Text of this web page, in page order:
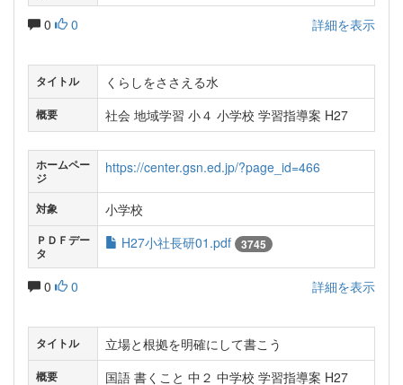
0 0 詳細を表示
タイトル くらしをささえる水
概要 社会 地域学習 小４ 小学校 学習指導案 H27
ホームペー
ジ
https://center.gsn.ed.jp/?page_id=466
対象 小学校
ＰＤＦデー
タ
H27小社長研01.pdf 3745
0 0 詳細を表示
タイトル 立場と根拠を明確にして書こう
概要 国語 書くこと 中２ 中学校 学習指導案 H27